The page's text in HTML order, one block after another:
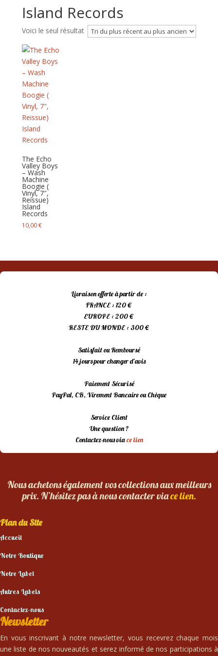
Island Records
Voici le seul résultat
The Echo
Valley Boys
– Wash
Machine
Boogie (
Vinyl, 7″,
Reissue)
Island
Records
10,00€
Livraison offerte à partir de :
FRANCE : 120 €
EUROPE : 200 €
RESTE DU MONDE : 300 €
Satisfait ou Remboursé
14 jours pour changer d’avis
Paiement Sécurisé
PayPal, CB, Virement Bancaire ou Chèque
Service Client
Une question ?
Contactez-nous viace lien
Nous achetons également vos collections aux meilleurs
prix. N’hésitez pas à nous contacter viace lien.
Plan du Site
Accueil
Notre Boutique
Notre Label
Autres Labels
Contactez-nous
Newsletter
En vous inscrivant à notre newsletter, vous recevrez chaque mois
une liste de nos nouveautés et serez informé de nos participations à